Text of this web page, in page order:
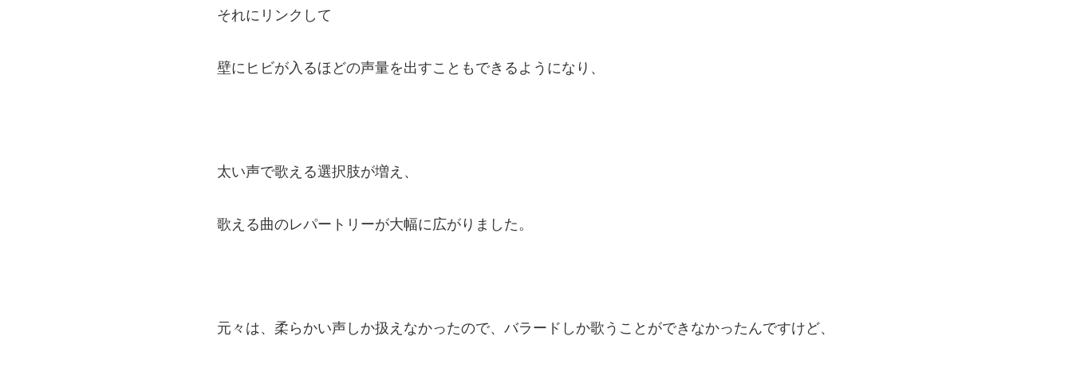
それにリンクして
壁にヒビが入るほどの声量を出すこともできるようになり、
太い声で歌える選択肢が増え、
歌える曲のレパートリーが大幅に広がりました。
元々は、柔らかい声しか扱えなかったので、バラードしか歌うことができなかったんですけど、